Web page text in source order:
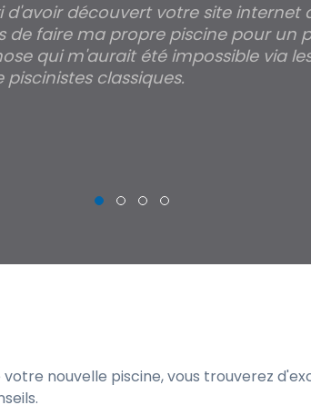
d'avoir découvert votre site internet
de faire ma propre piscine pour un
qui m'aurait été impossible via
piscinistes classiques.
nouvelle piscine, vous trouverez